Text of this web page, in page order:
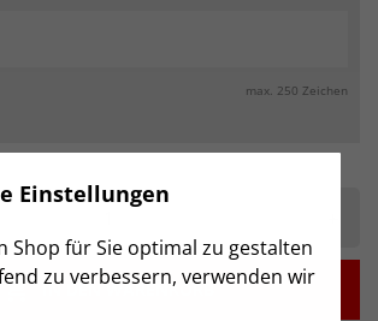
Einstellungen
Shop für Sie optimal zu gestalten
zu verbessern, verwenden wir
max. 250 Zeichen
 IN DEN WARENKORB